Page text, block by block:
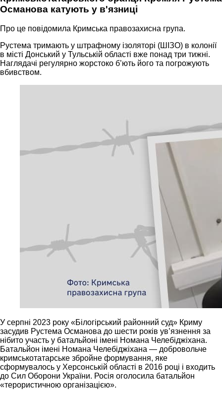
Османова катують у в'язниці
Про це повідомила Кримська правозахисна група.
Рустема тримають у штрафному ізоляторі (ШІЗО) в колонії
в місті Донський у Тульській області вже понад три тижні.
Наглядачі регулярно жорстоко б’ють його та погрожують
вбивством.
У серпні 2023 року «Білогірський районний суд» Криму
засудив Рустема Османова до шести років ув’язнення за
нібито участь у батальйоні імені Номана Челебіджіхана.
Батальйон імені Номана Челебіджіхана — добровольче
кримськотатарське збройне формування, яке
сформувалось у Херсонській області в 2016 році і входить
до Сил Оборони України. Росія оголосила батальйон
«терористичною організацією».